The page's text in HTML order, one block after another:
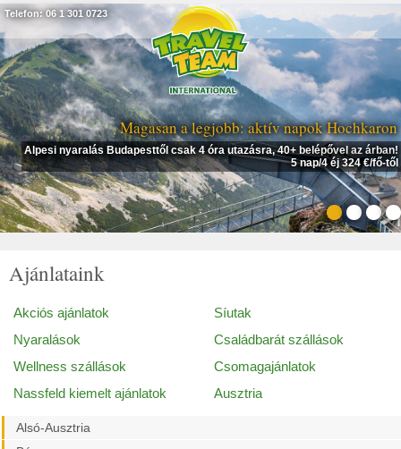
Magasan a legjobb: aktív napok Hochkaron
Alpesi nyaralás Budapesttől csak 4 óra utazásra, 40+ belépővel az árban!
5 nap/4 éj 324 €/fő-től
Telefon: 06 1 301 0723
Ajánlataink
Akciós ajánlatok
Síutak
Nyaralások
Családbarát szállások
Wellness szállások
Csomagajánlatok
Nassfeld kiemelt ajánlatok
Ausztria
Alsó-Ausztria